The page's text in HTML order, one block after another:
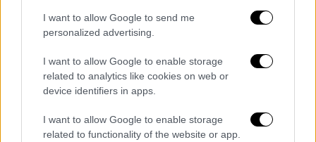
I want to allow Google to send me
personalized advertising.
I want to allow Google to enable storage
related to analytics like cookies on web or
device identifiers in apps.
I want to allow Google to enable storage
related to functionality of the website or app.
Για τους χρήστεςφυσικού αερίου
ηλεκτρικής ενέργειας
προβλέπεται επιπλέον πληρωμή επιδόματος
θέρμανσης που θα πραγματοποιηθεί έως τις
παραστατικών για το φυσικό αέριο και την